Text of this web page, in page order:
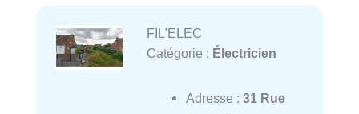
FIL'ELEC
Catégorie : Électricien
Adresse : 31 Rue